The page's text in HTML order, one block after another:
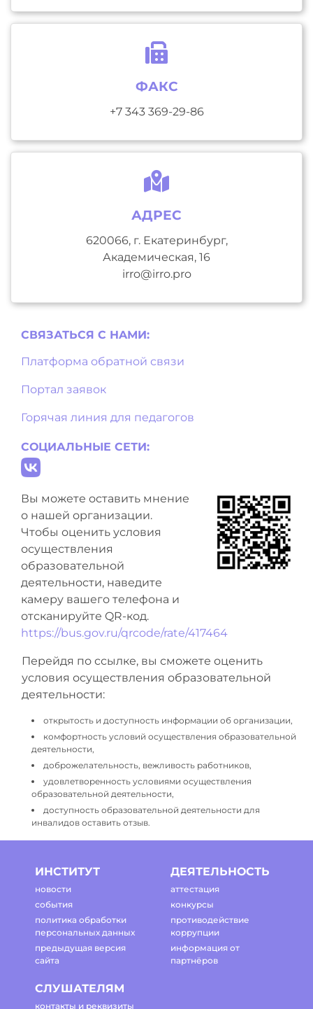
ФАКС
+7 343 369-29-86
АДРЕС
620066, г. Екатеринбург,
Академическая, 16
irro@irro.pro
СВЯЗАТЬСЯ С НAМИ:
Платформа обратной связи
Портал заявок
Горячая линия для педагогов
СОЦИАЛЬНЫЕ СЕТИ:
Вы можете оставить мнение
о нашей организации.
Чтобы оценить условия
осуществления
образовательной
деятельности, наведите
камеру вашего телефона и
отсканируйте QR-код.
https://bus.gov.ru/qrcode/rate/417464
Перейдя по ссылке, вы сможете оценить
условия осуществления образовательной
деятельности:
открытость и доступность информации об организации,
комфортность условий осуществления образовательной
деятельности,
доброжелательность, вежливость работников,
удовлетворенность условиями осуществления
образовательной деятельности,
доступность образовательной деятельности для
инвалидов оставить отзыв.
ИНСТИТУТ
новости
события
политика обработки
персональных данных
предыдущая версия
сайта
ДЕЯТЕЛЬНОСТЬ
аттестация
конкурсы
противодействие
коррупции
информация от
партнёров
СЛУШАТЕЛЯМ
контакты и реквизиты